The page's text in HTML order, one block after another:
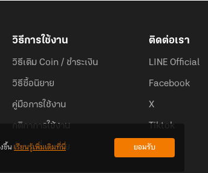
วิธีการใช้งาน
วิธีเติม Coin / ชำระเงิน
วิธีซื้อนิยาย
คู่มือการใช้งาน
กติกาการใช้งาน
คำถามที่พบบ่อย
ติดต่อเรา
LINE Official
Facebook
X
Tiktok
ขึ้นเรียนรู้เพิ่มเติมที่นี่ ยอมรับ